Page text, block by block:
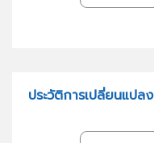
ประวัติการเปลี่ยนแปลง